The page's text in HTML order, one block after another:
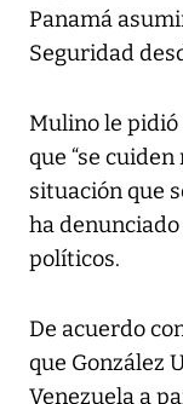
Panamá
Seguridad
Mulino le pidió
que “se
situación que
ha
políticos.
De acuerdo
que González
Venezuela a